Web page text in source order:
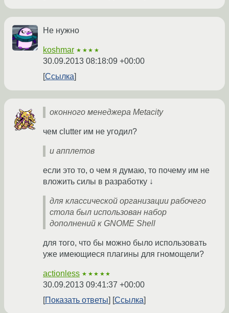
Не нужно
koshmar ★★★★
30.09.2013 08:18:09 +00:00
Ссылка
оконного менеджера Metacity
чем clutter им не угодил?
и апплетов
если это то, о чем я думаю, то почему им не
вложить силы в разработку ↓
для классической организации рабочего
стола был использован набор
дополнений к GNOME Shell
для того, что бы можно было использовать
уже имеющиеся плагины для гномощели?
actionless ★★★★★
30.09.2013 09:41:37 +00:00
Показать ответы
Ссылка